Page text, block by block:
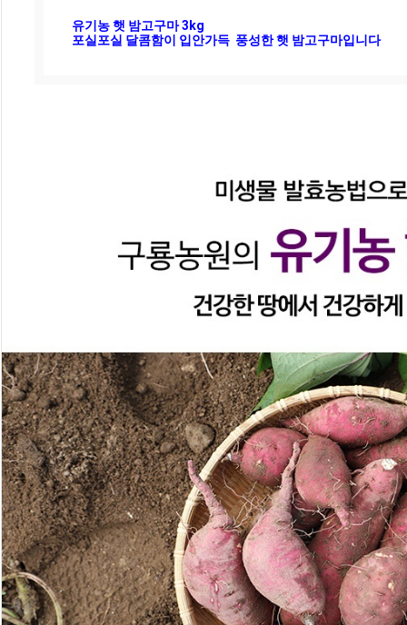
유기농 햇 밤고구마 3kg
포실포실 달콤함이 입안가득  풍성한 햇 밤고구마입니다